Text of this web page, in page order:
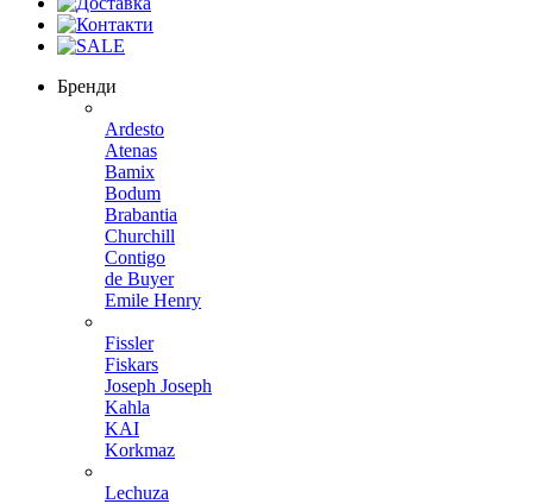
Бренди
Ardesto
Atenas
Bamix
Bodum
Brabantia
Churchill
Contigo
de Buyer
Emile Henry
Fissler
Fiskars
Joseph Joseph
Kahla
KAI
Korkmaz
Lechuza